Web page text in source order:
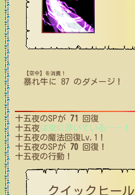
【空中】を消費！
暴れ牛 に 87 のダメージ！
十五夜のSPが 71
回復
十五夜 は空に浮いている …… ！
十五夜の魔法回復Lv.1！
十五夜のSPが 70 回復！
十五夜の行動！
クイックヒール